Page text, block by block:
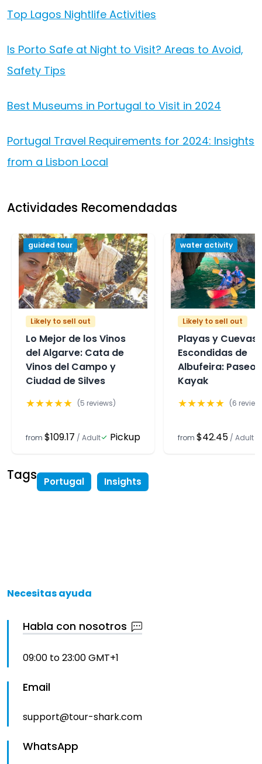
Top Lagos Nightlife Activities
Is Porto Safe at Night to Visit? Areas to Avoid,
Safety Tips
Best Museums in Portugal to Visit in 2024
Portugal Travel Requirements for 2024: Insights
from a Lisbon Local
Actividades Recomendadas
guided tour
Likely to sell out
Lo Mejor de los Vinos
del Algarve: Cata de
Vinos del Campo y
Ciudad de Silves
★★★★★ (5 reviews)
from $109.17 / Adult Pickup
water activity
Likely to sell out
Playas y Cuevas
Escondidas de
Albufeira: Paseo
Kayak
★★★★★ (6
from $42.45 / Adult
Tags Portugal Insights
Necesitas ayuda
Habla con nosotros
09:00 to 23:00 GMT+1
Email
support@tour-shark.com
WhatsApp